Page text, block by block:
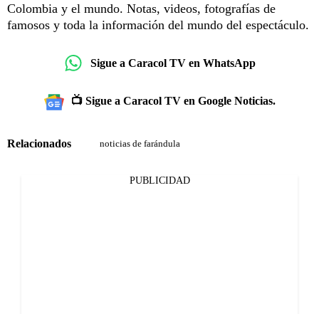
Colombia y el mundo. Notas, videos, fotografías de
famosos y toda la información del mundo del espectáculo.
Sigue a Caracol TV en WhatsApp
📺 Sigue a Caracol TV en Google Noticias.
Relacionados noticias de farándula
PUBLICIDAD